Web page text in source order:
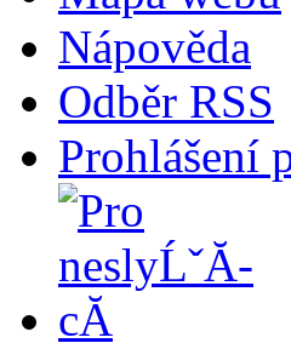
Nápověda
Odběr RSS
Prohlášení